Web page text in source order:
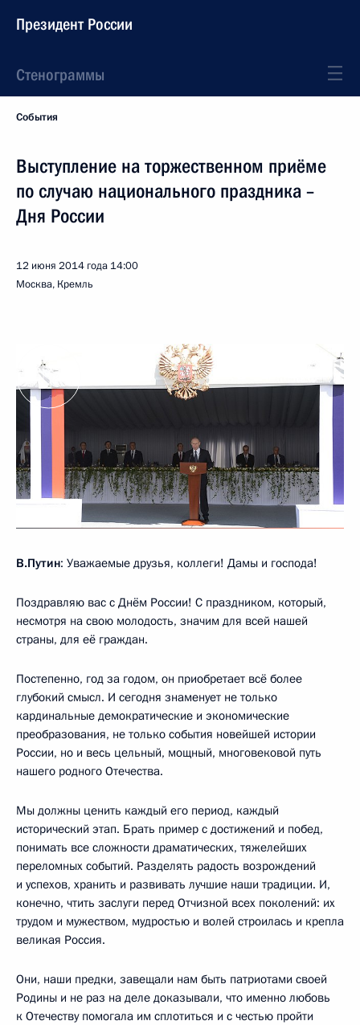
Президент России
Стенограммы
События
Выступление на торжественном приёме
по случаю национального праздника –
Дня России
12 июня 2014 года 14:00
Москва, Кремль
В.Путин: Уважаемые друзья, коллеги! Дамы и господа!
Поздравляю вас с Днём России! С праздником, который,
несмотря на свою молодость, значим для всей нашей
страны, для её граждан.
Постепенно, год за годом, он приобретает всё более
глубокий смысл. И сегодня знаменует не только
кардинальные демократические и экономические
преобразования, не только события новейшей истории
России, но и весь цельный, мощный, многовековой путь
нашего родного Отечества.
Мы должны ценить каждый его период, каждый
исторический этап. Брать пример с достижений и побед,
понимать все сложности драматических, тяжелейших
переломных событий. Разделять радость возрождений
и успехов, хранить и развивать лучшие наши традиции. И,
конечно, чтить заслуги перед Отчизной всех поколений: их
трудом и мужеством, мудростью и волей строилась и крепла
великая Россия.
Они, наши предки, завещали нам быть патриотами своей
Родины и не раз на деле доказывали, что именно любовь
к Отечеству помогала им сплотиться и с честью пройти